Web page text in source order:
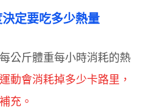
定要吃多少熱量
公斤體重每小時消耗的熱
動會消耗掉多少卡路里，
充。